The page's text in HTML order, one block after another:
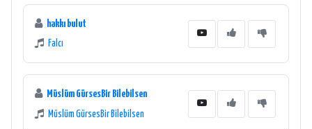
hakkı bulut
Falcı
Müslüm GürsesBir Bilebilsen
Müslüm GürsesBir Bilebilsen